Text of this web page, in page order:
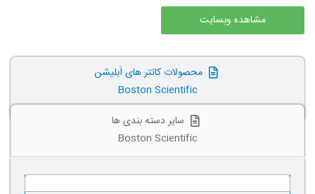
مشاهده وبسایت
محصولات کاتتر های اَبلیشن
Boston Scientific
سایر دسته بندی ها
Boston Scientific